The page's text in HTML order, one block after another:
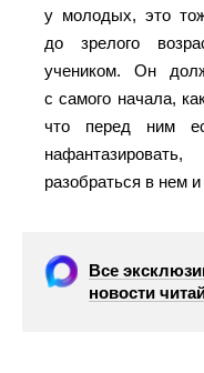
у молодых, это
до зрелого
учеником. Он
с самого начала,
что перед ним
разобраться в нем
Все
новости